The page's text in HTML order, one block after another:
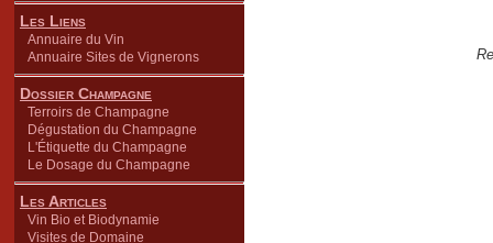
Les Liens
Annuaire du Vin
Annuaire Sites de Vignerons
Dossier Champagne
Terroirs de Champagne
Dégustation du Champagne
L'Étiquette du Champagne
Le Dosage du Champagne
Les Articles
Vin Bio et Biodynamie
Visites de Domaine